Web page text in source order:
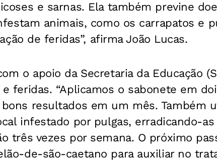
e sarnas. Ela também previne
animais, como os carrapatos e
de feridas”, afirma João Lucas.
o apoio da Secretaria da Educação
feridas. “Aplicamos o sabonete em
resultados em um mês. Também
infestado por pulgas, erradicando-as
três vezes por semana. O próximo
de-são-caetano para auxiliar no